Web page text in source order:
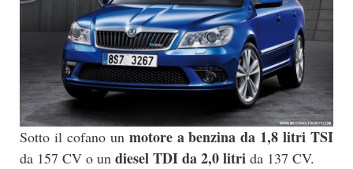
Sotto il cofano un motore a benzina da 1,8 litri TSI
da 157 CV o un diesel TDI da 2,0 litri da 137 CV.